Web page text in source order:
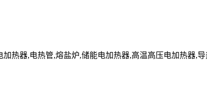
热器,电热管,熔盐炉,储能电加热器,高温高压电加热器,